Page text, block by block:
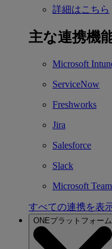
詳細はこちら
主な連携機
Microsoft
ServiceNow
Freshworks
Jira
Salesforce
Slack
Microsoft
すべての連携を表
ONEプラットフォーム